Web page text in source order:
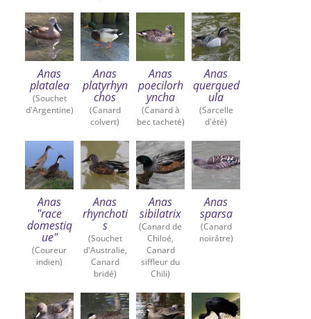
Anas
platalea
(Souchet
d'Argentine)
Anas
platyrhyn
chos
(Canard
colvert)
Anas
poecilorh
yncha
(Canard à
bec tacheté)
Anas
querqued
ula
(Sarcelle
d'été)
Anas
"race
domestiq
ue"
(Coureur
indien)
Anas
rhynchoti
s
(Souchet
d'Australie,
Canard
bridé)
Anas
sibilatrix
(Canard de
Chiloé,
Canard
siffleur du
Chili)
Anas
sparsa
(Canard
noirâtre)